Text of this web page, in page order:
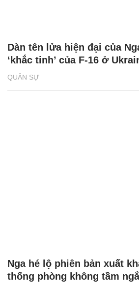
QUÂN SỰ
Dàn tên lửa hiện đại của
‘khắc tinh’ của F-16 ở
Nga hé lộ phiên bản xuất
thống phòng không tầm